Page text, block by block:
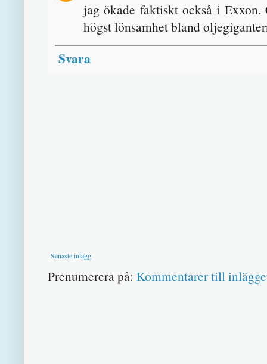
jag ökade faktiskt också i Exxon.
högst lönsamhet bland
Svara
Senaste inlägg
Prenumerera på: Kommentarer till